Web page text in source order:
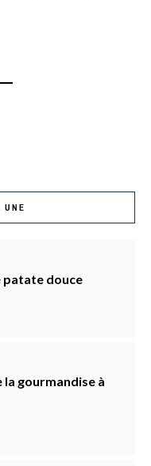
patate douce
la gourmandise à